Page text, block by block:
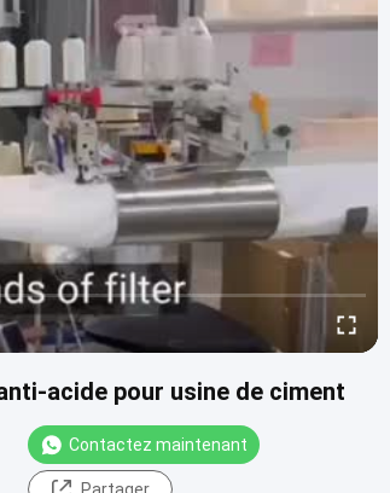
acide pour usine de ciment
Contactez maintenant
Partager